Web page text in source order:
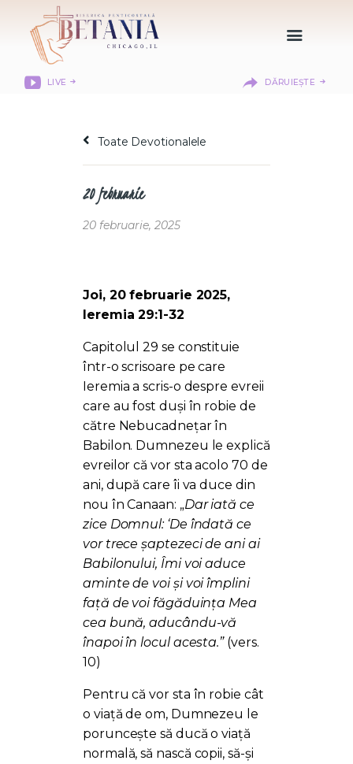
LIVE DĂRUIEȘTE
DESPRE NOI
CITIREA BIBLIEI
MISIUNEA BETANIA
LOGIN MEMBER
PORTAL
Toate Devotionalele
20 februarie
20 februarie, 2025
Joi, 20 februarie 2025,
Ieremia 29:1-32
Capitolul 29 se constituie
într-o scrisoare pe care
Ieremia a scris-o despre evreii
care au fost duși în robie de
către Nebucadnețar în
Babilon. Dumnezeu le explică
evreilor că vor sta acolo 70 de
ani, după care îi va duce din
nou în Canaan: „Dar iată ce
zice Domnul: ‘De îndată ce
vor trece șaptezeci de ani ai
Babilonului, Îmi voi aduce
aminte de voi și voi împlini
față de voi făgăduința Mea
cea bună, aducându-vă
înapoi în locul acesta.”(vers.
10)
Pentru că vor sta în robie cât
o viață de om, Dumnezeu le
poruncește să ducă o viață
normală, să nască copii, să-și